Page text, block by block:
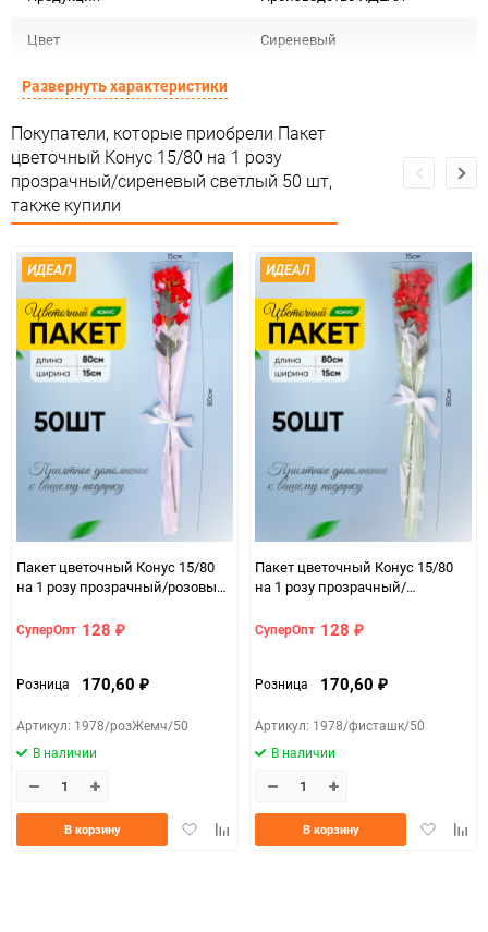
Цвет Сиреневый
Материал
Срок годности Срок годности не ограничен
Страна изготовителя РОССИЯ
Предназначение товара
Сертификация Не подлежит сертификации
Особые условия Особых условий не требует
Минимальное количество 1
Количество в коробке
Единица измерения упак
ЦветНоменклатуры сиренСветл
Развернуть характеристики
Покупатели, которые приобрели Пакет
цветочный Конус 15/80 на 1 розу
прозрачный/сиреневый светлый 50 шт,
также купили
ИДЕАЛ
Пакет цветочный Конус 15/80
на 1 розу прозрачный/розовый
СуперОпт 128 ₽
Розница 170,60 ₽
Артикул: 1978/розЖемч/50
В наличии
ДобавитьДобавить
В корзину
ИДЕАЛ
Пакет цветочный Конус 15/80
на 1 розу прозрачный/
СуперОпт 128 ₽
Розница 170,60 ₽
Артикул: 1978/фисташк/50
В наличии
Добавить
В корзину